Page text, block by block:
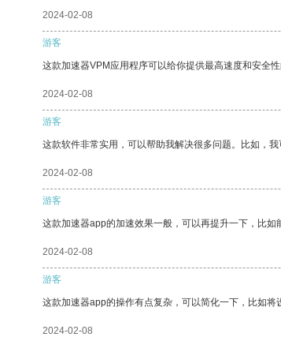
2024-02-08
游客
这款加速器VPM应用程序可以给你提供最高速度和安全
2024-02-08
游客
这款软件非常实用，可以帮助我解决很多问题。比如，
2024-02-08
游客
这款加速器app的加速效果一般，可以再提升一下，比如
2024-02-08
游客
这款加速器app的操作有点复杂，可以简化一下，比如将
2024-02-08